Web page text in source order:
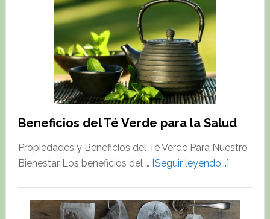
Beneficios del Té Verde para la Salud
Propiedades y Beneficios del Té Verde Para Nuestro
Bienestar Los beneficios del … [Seguir leyendo...]about
Té